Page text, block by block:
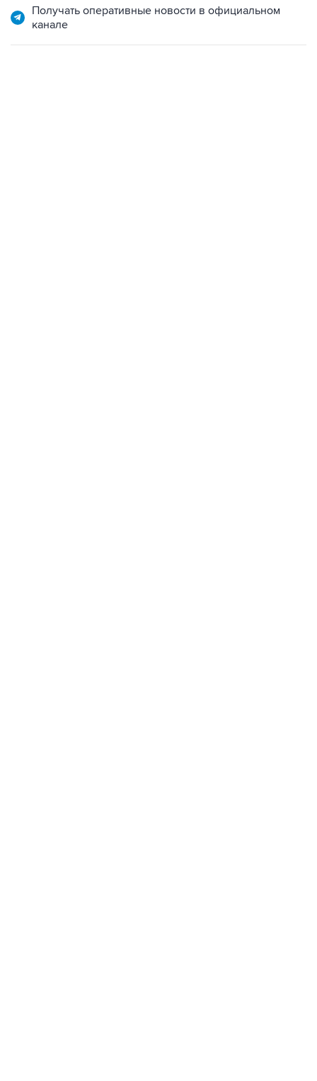
Получать оперативные новости в официальном
канале